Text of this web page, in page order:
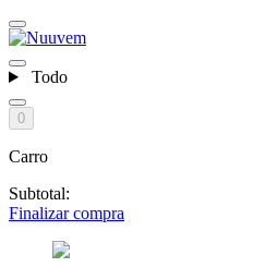
Todo
0
Carro
Subtotal:
Finalizar compra